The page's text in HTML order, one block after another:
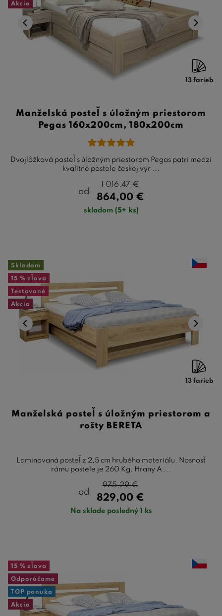
Akcia
13 farieb
Manželská posteľ s úložným priestorom
Pegas 160x200cm, 180x200cm
Dvojlôžková posteľ s úložným priestorom Pegas patrí medzi
kvalitné postele českej výr ...
od
864,00 €
1 016,47€
skladom (5+ ks)
Skladom
15 % zľava
Testované
Akcia
13 farieb
Manželská posteľ s úložným priestorom a
rošty BERETA
Laminovaná posteľ z 2,5 cm hrubého materiálu. Nosnosť
rámu postele je 260 Kg. Hrany A ...
od
829,00 €
975,29€
Na sklade posledný 1 ks
15 % zľava
Odporúčame
TOP ponuka
Akcia